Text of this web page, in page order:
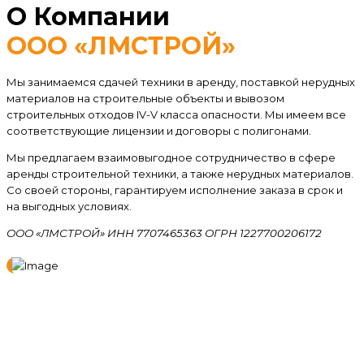
О Компании
ООО «ЛМСТРОЙ»
Мы занимаемся сдачей техники в аренду, поставкой нерудных
материалов на строительные объекты и вывозом
строительных отходов IV-V класса опасности. Мы имеем все
соответствующие лицензии и договоры с полигонами.
Мы предлагаем взаимовыгодное сотрудничество в сфере
аренды строительной техники, а также нерудных материалов.
Со своей стороны, гарантируем исполнение заказа в срок и
на выгодных условиях.
ООО «ЛМСТРОЙ» ИНН 7707465363 ОГРН 1227700206172